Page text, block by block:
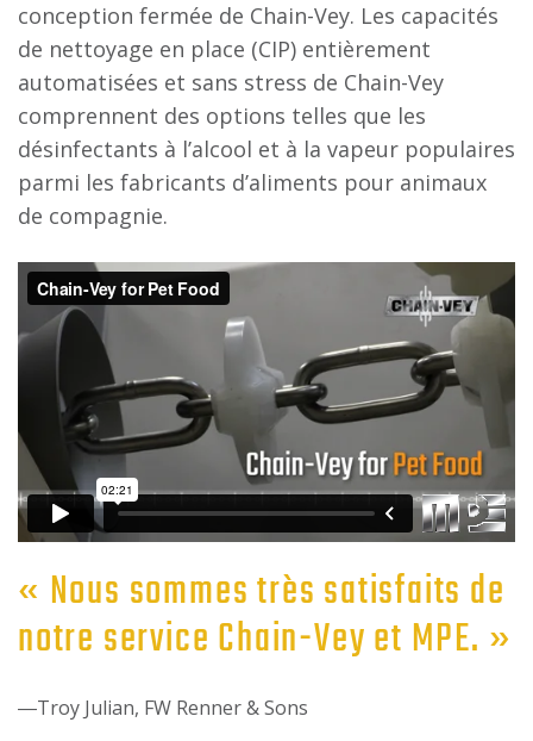
conception fermée de Chain-Vey. Les capacités
de nettoyage en place (CIP) entièrement
automatisées et sans stress de Chain-Vey
comprennent des options telles que les
désinfectants à l’alcool et à la vapeur populaires
parmi les fabricants d’aliments pour animaux
de compagnie.
« Nous sommes très satisfaits de
notre service Chain-Vey et MPE. »
―Troy Julian, FW Renner & Sons